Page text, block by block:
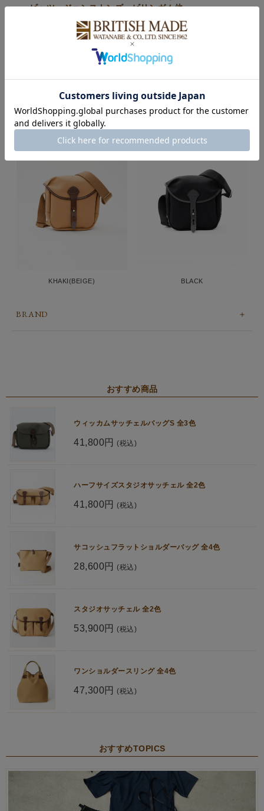
ービッツ、ジョンストンズ、ビリンガム他
COLOUR VARIATION
KHAKI(BEIGE) BLACK
BRAND
おすすめ商品
ウィッカムサッチェルバッグS 全3色
41,800円 (税込)
ハーフサイズスタジオサッチェル 全2色
41,800円 (税込)
サコッシュフラットショルダーバッグ 全4色
28,600円 (税込)
スタジオサッチェル 全2色
53,900円 (税込)
ワンショルダースリング 全4色
47,300円 (税込)
おすすめTOPICS